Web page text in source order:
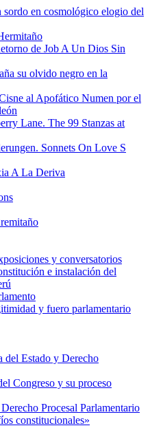
sordo en cosmológico elogio del
de Job A Un Dios Sin
su olvido negro en la
al Apofático Numen por el
Lane. The 99 Stanzas at
Sonnets On Love S
A La Deriva
y conversatorios
e instalación del
y fuero parlamentario
del Estado y Derecho
Congreso y su proceso
Procesal Parlamentario
constitucionales»